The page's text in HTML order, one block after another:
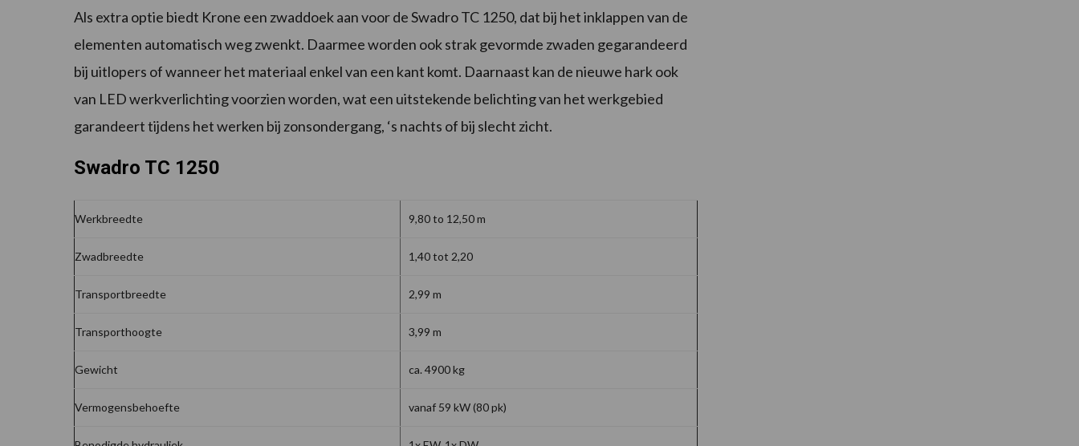
Als extra optie biedt Krone een zwaddoek aan voor de Swadro TC 1250, dat bij het inklappen van de
elementen automatisch weg zwenkt. Daarmee worden ook strak gevormde zwaden gegarandeerd
bij uitlopers of wanneer het materiaal enkel van een kant komt. Daarnaast kan de nieuwe hark ook
van LED werkverlichting voorzien worden, wat een uitstekende belichting van het werkgebied
garandeert tijdens het werken bij zonsondergang, ‘s nachts of bij slecht zicht.
Swadro TC 1250
Werkbreedte 9,80 to 12,50 m
Zwadbreedte 1,40 tot 2,20
Transportbreedte 2,99 m
Transporthoogte 3,99 m
Gewicht ca. 4900 kg
Vermogensbehoefte vanaf 59 kW (80 pk)